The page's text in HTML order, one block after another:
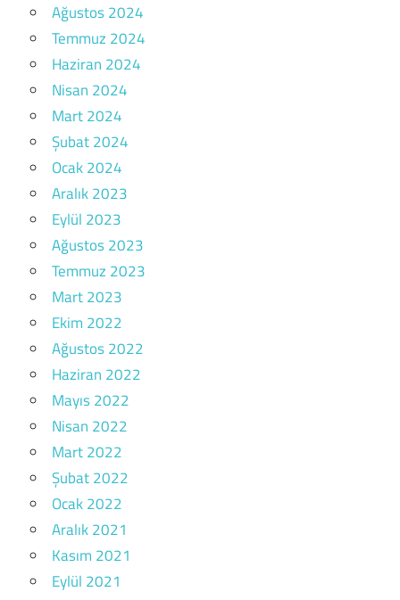
Ağustos 2024
Temmuz 2024
Haziran 2024
Nisan 2024
Mart 2024
Şubat 2024
Ocak 2024
Aralık 2023
Eylül 2023
Ağustos 2023
Temmuz 2023
Mart 2023
Ekim 2022
Ağustos 2022
Haziran 2022
Mayıs 2022
Nisan 2022
Mart 2022
Şubat 2022
Ocak 2022
Aralık 2021
Kasım 2021
Eylül 2021